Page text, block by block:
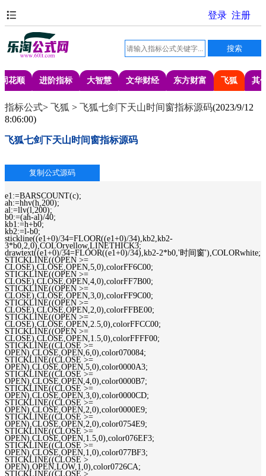
同花顺 进阶指标 大智慧 文华财经 东方财富 飞狐 其
指标公式> 飞狐 > 飞狐七剑下天山时间窗指标源码(2023/9/12
8:06:00)
飞狐七剑下天山时间窗指标源码
e1:=BARSCOUNT(c);
ah:=hhv(h,200);
al:=llv(l,200);
b0:=(ah-al)/40;
kb1:=h+b0;
kb2:=l-b0;
stickline((e1+0)/34=FLOOR((e1+0)/34),kb2,kb2-
3*b0,2,0),COLOryellow,LINETHICK3;
drawtext((e1+0)/34=FLOOR((e1+0)/34),kb2-2*b0,'时间窗'),COLORwhite;
STICKLINE((OPEN >=
CLOSE),CLOSE,OPEN,5,0),colorFF6C00;
STICKLINE((OPEN >=
CLOSE),CLOSE,OPEN,4,0),colorFF7B00;
STICKLINE((OPEN >=
CLOSE),CLOSE,OPEN,3,0),colorFF9C00;
STICKLINE((OPEN >=
CLOSE),CLOSE,OPEN,2,0),colorFFBE00;
STICKLINE((OPEN >=
CLOSE),CLOSE,OPEN,2.5,0),colorFFCC00;
STICKLINE((OPEN >=
CLOSE),CLOSE,OPEN,1.5,0),colorFFFF00;
STICKLINE((CLOSE >=
OPEN),CLOSE,OPEN,6,0),color070084;
STICKLINE((CLOSE >=
OPEN),CLOSE,OPEN,5,0),color0000A3;
STICKLINE((CLOSE >=
OPEN),CLOSE,OPEN,4,0),color0000B7;
STICKLINE((CLOSE >=
OPEN),CLOSE,OPEN,3,0),color0000CD;
STICKLINE((CLOSE >=
OPEN),CLOSE,OPEN,2,0),color0000E9;
STICKLINE((CLOSE >=
OPEN),CLOSE,OPEN,2,0),color0754E9;
STICKLINE((CLOSE >=
OPEN),CLOSE,OPEN,1.5,0),color076EF3;
STICKLINE((CLOSE >=
OPEN),CLOSE,OPEN,1,0),color077BF3;
STICKLINE((CLOSE >
OPEN),OPEN,LOW,1,0),color0726CA;
STICKLINE((CLOSE >